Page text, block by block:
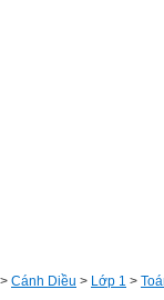
> Cánh Diều > Lớp 1 >